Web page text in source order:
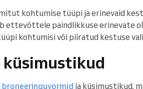
kohtumise tüüpi ja erinevaid
ettevõttele paindlikkuse erinevate
kohtumisi või piiratud kestuse
küsimustikud
broneeringuvormid ja küsimustikud,